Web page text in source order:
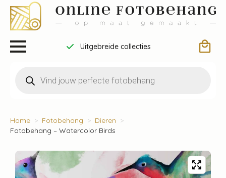
Uitgebreide collecties
zoeken
Home Fotobehang
Dieren
Fotobehang – Watercolor Birds